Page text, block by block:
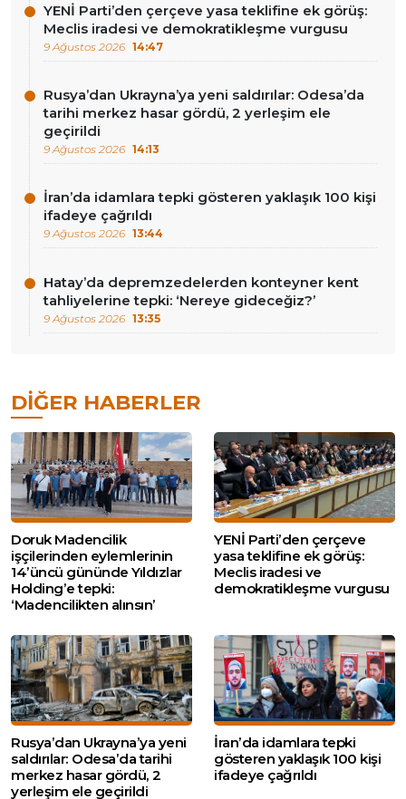
YENİ Parti’den çerçeve yasa teklifine ek görüş:
Meclis iradesi ve demokratikleşme vurgusu
9 Ağustos 2026 14:47
Rusya’dan Ukrayna’ya yeni saldırılar: Odesa’da
tarihi merkez hasar gördü, 2 yerleşim ele
geçirildi
9 Ağustos 2026 14:13
İran’da idamlara tepki gösteren yaklaşık 100 kişi
ifadeye çağrıldı
9 Ağustos 2026 13:44
Hatay’da depremzedelerden konteyner kent
tahliyelerine tepki: ‘Nereye gideceğiz?’
9 Ağustos 2026 13:35
DIĞER HABERLER
Doruk Madencilik
işçilerinden eylemlerinin
14’üncü gününde Yıldızlar
Holding’e tepki:
‘Madencilikten alınsın’
YENİ Parti’den çerçeve
yasa teklifine ek görüş:
Meclis iradesi ve
demokratikleşme vurgusu
Rusya’dan Ukrayna’ya yeni
saldırılar: Odesa’da tarihi
merkez hasar gördü, 2
yerleşim ele geçirildi
İran’da idamlara tepki
gösteren yaklaşık 100 kişi
ifadeye çağrıldı